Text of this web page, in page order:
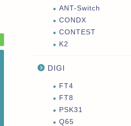
ANT-Switch
CONDX
CONTEST
K2
DIGI
FT4
FT8
PSK31
Q65